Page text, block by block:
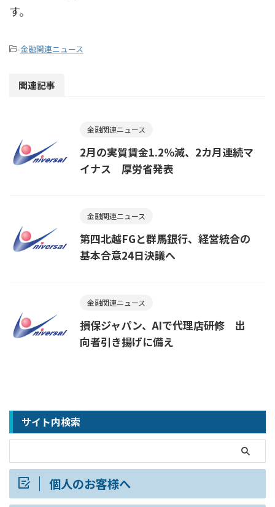
す。
-金融関連ニュース
関連記事
金融関連ニュース
2月の実質賃金1.2％減、2カ月連続マ
イナス 厚労省発表
金融関連ニュース
第四北越FGと群馬銀行、経営統合の
基本合意24日決議へ
金融関連ニュース
損保ジャパン、AIで代理店研修 出
向者引き揚げに備え
サイト内検索
個人のお客様へ